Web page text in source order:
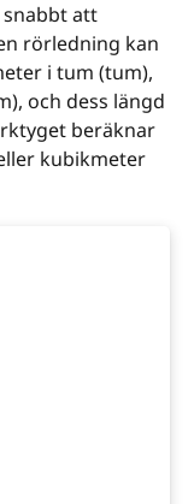
att
rörledning kan
i tum (tum),
och dess längd
beräknar
kubikmeter